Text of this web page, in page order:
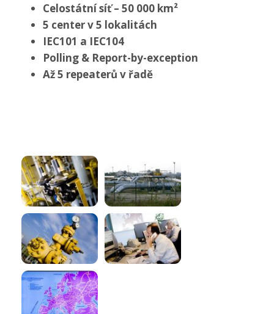
Celostátní síť – 50 000 km²
5 center v 5 lokalitách
IEC101 a IEC104
Polling & Report-by-exception
Až 5 repeaterů v řadě